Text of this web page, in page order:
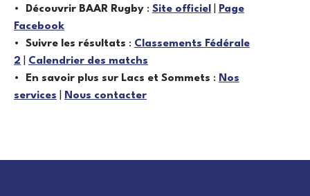
Découvrir BAAR Rugby: Site officiel
Page
Facebook
Suivre les résultats : Classements Fédérale
2
Calendrier des matchs
En savoir plus sur Lacs et Sommets : Nos
services
Nous contacter